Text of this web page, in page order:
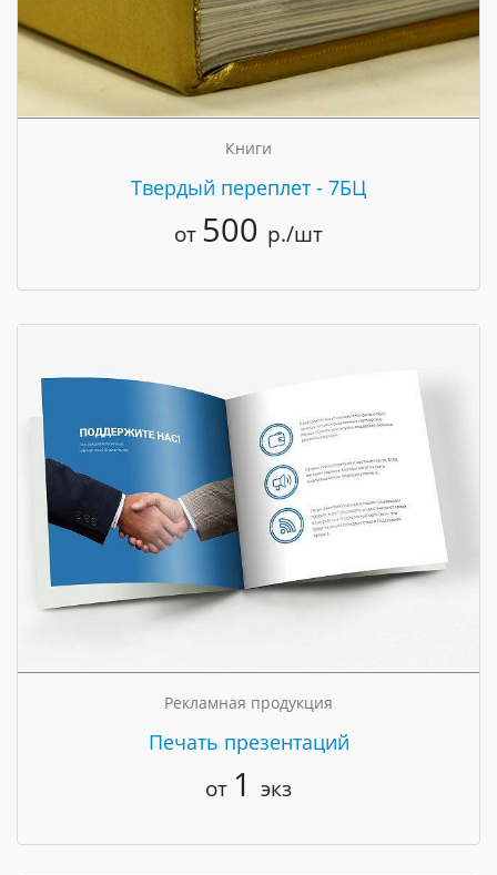
Книги
Твердый переплет - 7БЦ
от 500 р./шт
Рекламная продукция
Печать презентаций
от 1 экз